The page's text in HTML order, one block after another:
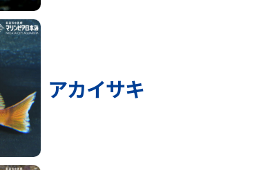
アカイサキ